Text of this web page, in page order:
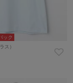
ック
ス）